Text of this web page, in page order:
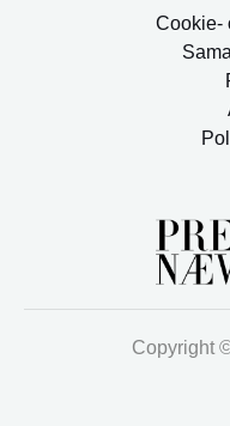
Cookie-
Copyright